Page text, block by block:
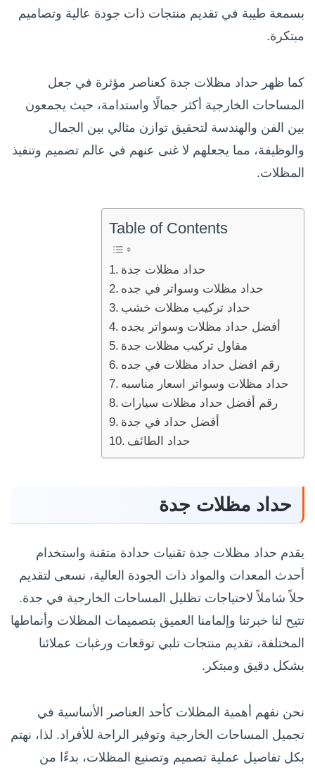
بسمعة طيبة في تقديم منتجات ذات جودة عالية وتصاميم
مبتكرة.
كما ظهر حداد مظلات جدة كعناصر مؤثرة في جعل
المساحات الخارجية أكثر جمالًا واستدامة، حيث يجمعون
بين الفن والهندسة لتحقيق توازن مثالي بين الجمال
والوظيفة، مما يجعلهم لا غنى عنهم في عالم تصميم وتنفيذ
المظلات.
Table of Contents
حداد مظلات جدة
حداد مظلات وسواتر في جده
حداد تركيب مظلات خشب
أفضل حداد مظلات وسواتر بجده
مقاول تركيب مظلات جدة
رقم افضل حداد مظلات في جده
حداد مظلات وسواتر اسعار مناسبه
رقم أفضل حداد مظلات سيارات
أفضل حداد في جدة
حداد الطائف
حداد مظلات جدة
يقدم حداد مظلات جدة تقنيات حدادة متقنة واستخدام
أحدث المعدات والمواد ذات الجودة العالية، نسعى لتقديم
حلاً شاملاً لاحتياجات تظليل المساحات الخارجية في جدة.
تتيح لنا خبرتنا وإلمامنا العميق بتصميمات المظلات وأنماطها
المختلفة، تقديم منتجات تلبي توقعات ورغبات عملائنا
بشكل دقيق ومبتكر.
نحن نفهم أهمية المظلات كأحد العناصر الأساسية في
تجميل المساحات الخارجية وتوفير الراحة للأفراد. لذا، نهتم
بكل تفاصيل عملية تصميم وتصنيع المظلات، بدءًا من